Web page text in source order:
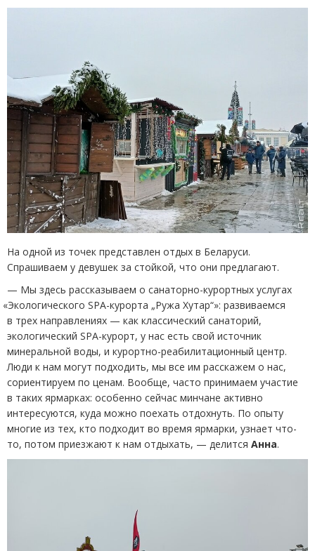
На одной из точек представлен отдых в Беларуси.
Спрашиваем у девушек за стойкой, что они предлагают.
— Мы здесь рассказываем о санаторно-курортных услугах
«Экологического SPA-курорта „Ружа Хутар“»: развиваемся
в трех направлениях — как классический санаторий,
экологический SPA-курорт, у нас есть свой источник
минеральной воды, и курортно-реабилитационный центр.
Люди к нам могут подходить, мы все им расскажем о нас,
сориентируем по ценам. Вообще, часто принимаем участие
в таких ярмарках: особенно сейчас минчане активно
интересуются, куда можно поехать отдохнуть. По опыту
многие из тех, кто подходит во время ярмарки, узнает что-
то, потом приезжают к нам отдыхать, — делится Анна.